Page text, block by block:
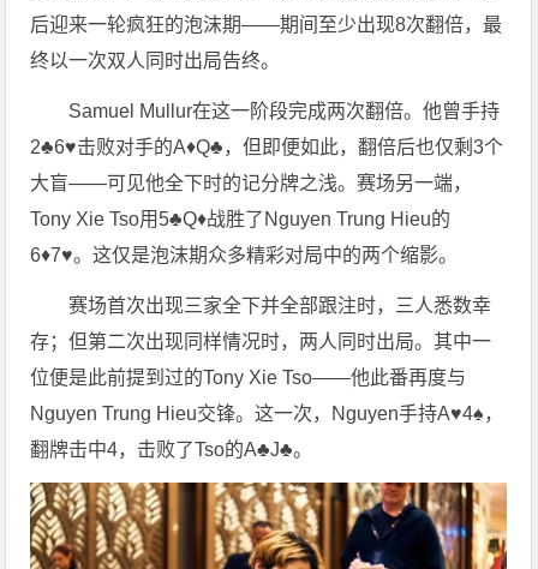
后迎来一轮疯狂的泡沫期——期间至少出现8次翻倍，最
终以一次双人同时出局告终。
Samuel Mullur在这一阶段完成两次翻倍。他曾手持
2♣6♥击败对手的A♦Q♣，但即便如此，翻倍后也仅剩3个
大盲——可见他全下时的记分牌之浅。赛场另一端，
Tony Xie Tso用5♣Q♦战胜了Nguyen Trung Hieu的
6♦7♥。这仅是泡沫期众多精彩对局中的两个缩影。
赛场首次出现三家全下并全部跟注时，三人悉数幸
存；但第二次出现同样情况时，两人同时出局。其中一
位便是此前提到过的Tony Xie Tso——他此番再度与
Nguyen Trung Hieu交锋。这一次，Nguyen手持A♥4♠，
翻牌击中4，击败了Tso的A♣J♣。